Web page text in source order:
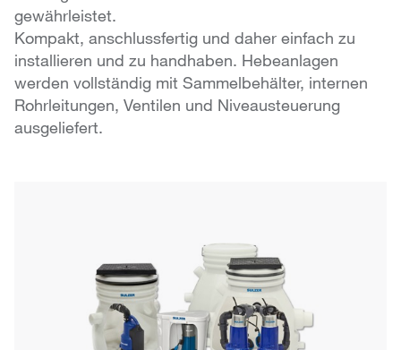
gewährleistet.
Kompakt, anschlussfertig und daher einfach zu
installieren und zu handhaben. Hebeanlagen
werden vollständig mit Sammelbehälter, internen
Rohrleitungen, Ventilen und Niveausteuerung
ausgeliefert.